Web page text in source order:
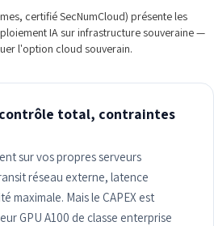
certifié SecNumCloud) présente les
IA sur infrastructure souveraine —
l'option cloud souverain.
total, contraintes
sur vos propres serveurs
réseau externe, latence
maximale. Mais le CAPEX est
GPU A100 de classe enterprise